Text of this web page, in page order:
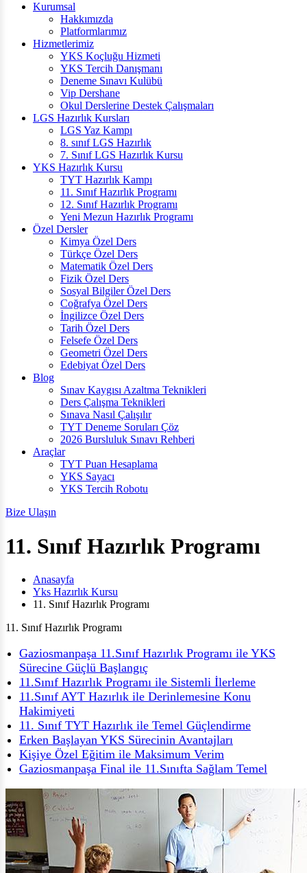
Kurumsal
Hakkımızda
Platformlarımız
Hizmetlerimiz
YKS Koçluğu Hizmeti
YKS Tercih Danışmanı
Deneme Sınavı Kulübü
Vip Dershane
Okul Derslerine Destek Çalışmaları
LGS Hazırlık Kursları
LGS Yaz Kampı
8. sınıf LGS Hazırlık
7. Sınıf LGS Hazırlık Kursu
YKS Hazırlık Kursu
TYT Hazırlık Kampı
11. Sınıf Hazırlık Programı
12. Sınıf Hazırlık Programı
Yeni Mezun Hazırlık Programı
Özel Dersler
Kimya Özel Ders
Türkçe Özel Ders
Matematik Özel Ders
Fizik Özel Ders
Sosyal Bilgiler Özel Ders
Coğrafya Özel Ders
İngilizce Özel Ders
Tarih Özel Ders
Felsefe Özel Ders
Geometri Özel Ders
Edebiyat Özel Ders
Blog
Sınav Kaygısı Azaltma Teknikleri
Ders Çalışma Teknikleri
Sınava Nasıl Çalışılır
TYT Deneme Soruları Çöz
2026 Bursluluk Sınavı Rehberi
Araçlar
TYT Puan Hesaplama
YKS Sayacı
YKS Tercih Robotu
Bize Ulaşın
11. Sınıf Hazırlık Programı
Anasayfa
Yks Hazırlık Kursu
11. Sınıf Hazırlık Programı
11. Sınıf Hazırlık Programı
Gaziosmanpaşa 11.Sınıf Hazırlık Programı ile YKS
Sürecine Güçlü Başlangıç
11.Sınıf Hazırlık Programı ile Sistemli İlerleme
11.Sınıf AYT Hazırlık ile Derinlemesine Konu
Hakimiyeti
11. Sınıf TYT Hazırlık ile Temel Güçlendirme
Erken Başlayan YKS Sürecinin Avantajları
Kişiye Özel Eğitim ile Maksimum Verim
Gaziosmanpaşa Final ile 11.Sınıfta Sağlam Temel